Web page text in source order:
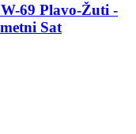
69 Plavo-Žuti -
Sat